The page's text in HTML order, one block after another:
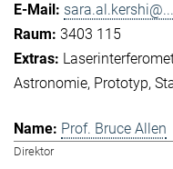
sara.al.kershi@...
3403 115
Astronomie Prototyp
Prof. Bruce Allen
Direktor